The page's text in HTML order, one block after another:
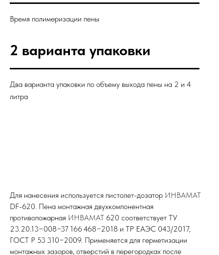
Время полимеризации пены
2 варианта упаковки
Два варианта упаковки по объему выхода пены на 2 и 4
литра
Для нанесения используется пистолет-дозатор ИНВАМАТ
DF-620. Пена монтажная двухкомпонентная
противопожарная ИНВАМАТ 620 соответствует ТУ
23.20.13−008−37 166 468−2018 и ТР ЕАЭС 043/2017,
ГОСТ Р 53 310−2009. Применяется для герметизации
монтажных зазоров, отверстий в перегородках после